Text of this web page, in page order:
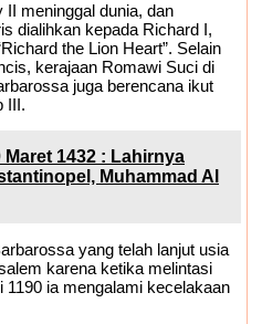
II meninggal dunia, dan
dialihkan kepada Richard I,
the Lion Heart”. Selain
kerajaan Romawi Suci di
juga berencana ikut
III.
Maret 1432 : Lahirnya
Muhammad Al
yang telah lanjut usia
karena ketika melintasi
1190 ia mengalami kecelakaan